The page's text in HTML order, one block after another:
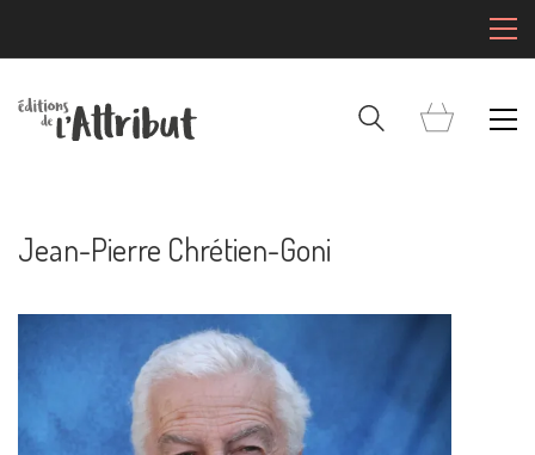
Jean-Pierre Chrétien-Goni